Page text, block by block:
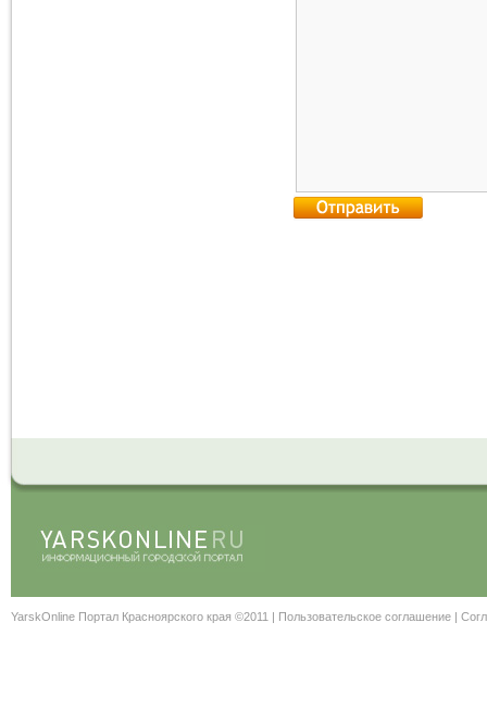
YarskOnline Портал Красноярского края ©2011 | Пользовательское соглашение |